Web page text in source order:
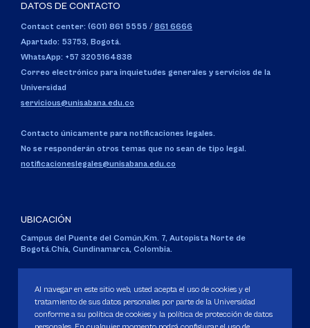
DATOS DE CONTACTO
Contact center: (601) 861 5555 / 861 6666
Apartado: 53753, Bogotá.
WhatsApp: +57 3205164838
Correo electrónico para inquietudes generales y servicios de la
Universidad
servicious@unisabana.edu.co
Contacto únicamente para notificaciones legales.
No se responderán otros temas que no sean de tipo legal.
notificacioneslegales@unisabana.edu.co
UBICACIÓN
Campus del Puente del Común,Km. 7, Autopista Norte de
Bogotá.Chía, Cundinamarca, Colombia.
Personería Jurídica:Resolución 130 del 14 de enero de 1980.
Ministerio de Educación Nacional.
Al navegar en este sitio web, usted acepta el uso de cookies y el
tratamiento de sus datos personales por parte de la Universidad
conforme a su política de cookies y la política de protección de datos